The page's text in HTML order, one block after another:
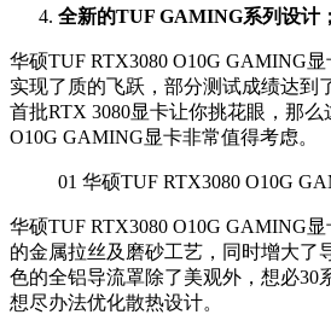
全新的TUF GAMING系列设计；
华硕TUF RTX3080 O10G GAMING
实现了质的飞跃，部分测试成绩达到
首批RTX 3080显卡让你挑花眼，那么
O10G GAMING显卡非常值得考虑。
01 华硕TUF RTX3080 O10G
华硕TUF RTX3080 O10G GAMING
的金属拉丝及磨砂工艺，同时增大了
色的全铝导流罩除了美观外，想必30
想尽办法优化散热设计。